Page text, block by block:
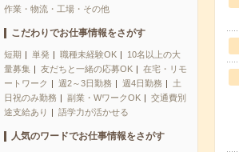
作業・物流・工場・その他
こだわりでお仕事情報をさがす
短期 単発 職種未経験OK
10名以上の大
量募集
友だちと一緒の応募OK
在宅・リモ
ートワーク
週2～3日勤務 週4日勤務
土
日祝のみ勤務
副業・WワークOK
交通費別
途支給あり
語学力が活かせる
人気のワードでお仕事情報をさがす